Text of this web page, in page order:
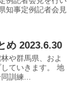
知事定例記者会見
め 2023.6.30
や群馬県、およ
ていきます。 地
訓練...